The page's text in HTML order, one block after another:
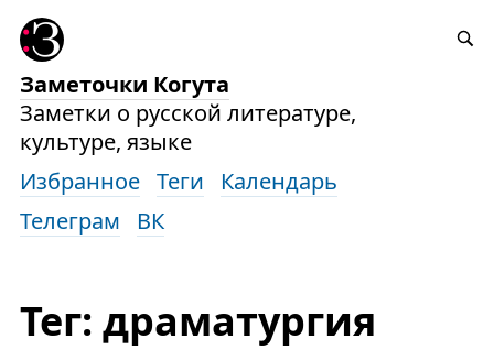
Заметочки Когута
Заметки о русской литературе,
культуре, языке
Избранное Теги
Календарь
Телеграм
ВК
Тег: драматургия